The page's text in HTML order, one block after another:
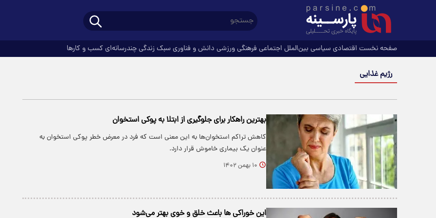
صفحه نخست اقتصادی سیاسی بین‌الملل اجتماعی فرهنگیورزشی دانش و فناوری سبک زندگیچندرسانه‌ای کسب و کارها
رژیم غذایی
بهترین راهکار برای جلوگیری از ابتلا به پوکی استخوان
کاهش تراکم استخوان‌ها به این معنی است که فرد در معرض خطر پوکی استخوان به
عنوان یک بیماری خاموش قرار دارد.
۱۰ بهمن ۱۴۰۲
این خوراکی ها باعث خلق و خوی بهتر می‌شود